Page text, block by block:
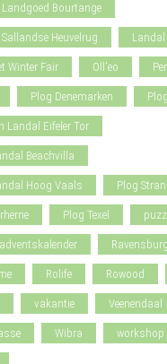
Bourtange
Heuvelrug
Winter Fair Oll'eo
Plog Denemarken
Landal Eifeler Tor
Beachvilla
Hoog Vaals Plog
Plog Texel
Rolife Rowood
vakantie Veenendaal
Wibra workshop